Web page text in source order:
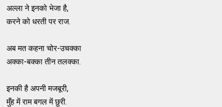
अल्ला ने इनको भेजा है,
करने को धरती पर राज.
अब मत कहना चोर-उचक्का
अक्का-बक्का तीन तलक्का.
इनकी है अपनी मजबूरी,
मुँह में राम बगल में छुरी.